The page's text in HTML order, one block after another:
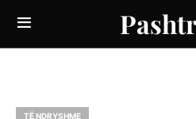
TË NDRYSHME